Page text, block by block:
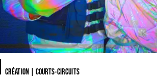
CRÉATION | COURTS-CIRCUITS